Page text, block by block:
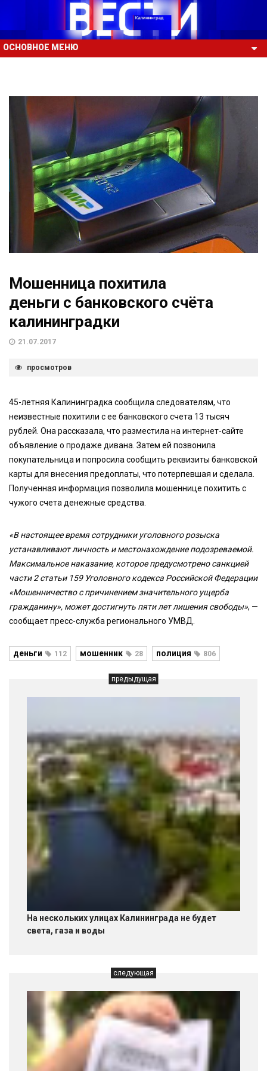
ОСНОВНОЕ МЕНЮ
Мошенница похитила
деньги с банковского счёта
калининградки
21.07.2017
просмотров
45-летняя Калининградка сообщила следователям, что
неизвестные похитили с ее банковского счета 13 тысяч
рублей. Она рассказала, что разместила на интернет-сайте
объявление о продаже дивана. Затем ей позвонила
покупательница и попросила сообщить реквизиты банковской
карты для внесения предоплаты, что потерпевшая и сделала.
Полученная информация позволила мошеннице похитить с
чужого счета денежные средства.
«В настоящее время сотрудники уголовного розыска
устанавливают личность и местонахождение подозреваемой.
Максимальное наказание, которое предусмотрено санкцией
части 2 статьи 159 Уголовного кодекса Российской Федерации
«Мошенничество с причинением значительного ущерба
гражданину», может достигнуть пяти лет лишения свободы», —
сообщает пресс-служба регионального УМВД.
деньги 112 мошенник 28 полиция 806
предыдущая
На нескольких улицах Калининграда не будет
света, газа и воды
следующая